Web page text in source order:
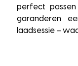
perfect
garanderen
laadsessie –